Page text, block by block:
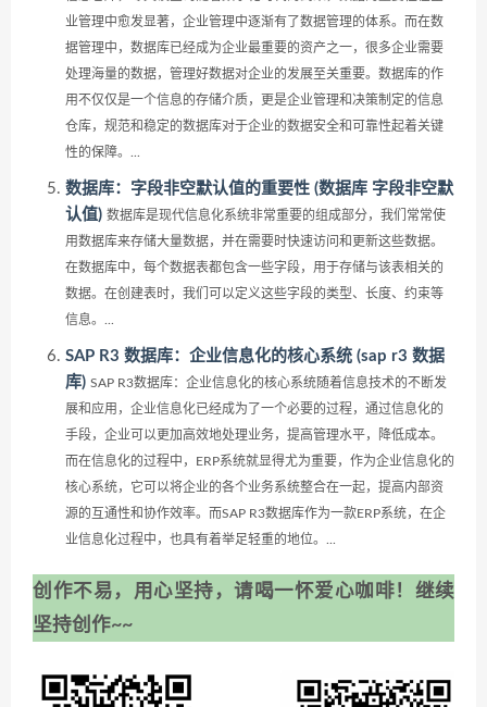
业管理中愈发显著，企业管理中逐渐有了数据管理的体系。而在数
据管理中，数据库已经成为企业最重要的资产之一，很多企业需要
处理海量的数据，管理好数据对企业的发展至关重要。数据库的作
用不仅仅是一个信息的存储介质，更是企业管理和决策制定的信息
仓库，规范和稳定的数据库对于企业的数据安全和可靠性起着关键
性的保障。...
数据库：字段非空默认值的重要性 (数据库 字段非空默
认值) 数据库是现代信息化系统非常重要的组成部分，我们常常使
用数据库来存储大量数据，并在需要时快速访问和更新这些数据。
在数据库中，每个数据表都包含一些字段，用于存储与该表相关的
数据。在创建表时，我们可以定义这些字段的类型、长度、约束等
信息。...
SAP R3 数据库：企业信息化的核心系统 (sap r3 数据
库) SAP R3数据库：企业信息化的核心系统随着信息技术的不断发
展和应用，企业信息化已经成为了一个必要的过程，通过信息化的
手段，企业可以更加高效地处理业务，提高管理水平，降低成本。
而在信息化的过程中，ERP系统就显得尤为重要，作为企业信息化的
核心系统，它可以将企业的各个业务系统整合在一起，提高内部资
源的互通性和协作效率。而SAP R3数据库作为一款ERP系统，在企
业信息化过程中，也具有着举足轻重的地位。...
创作不易，用心坚持，请喝一怀爱心咖啡！继续
坚持创作~~